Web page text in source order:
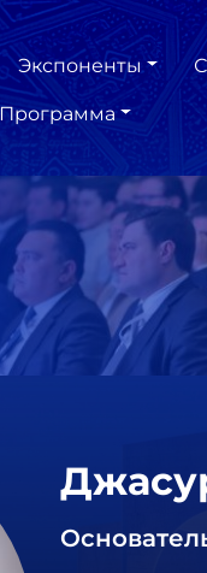
Экспоненты
Программа